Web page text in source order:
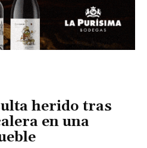
herido tras
en una